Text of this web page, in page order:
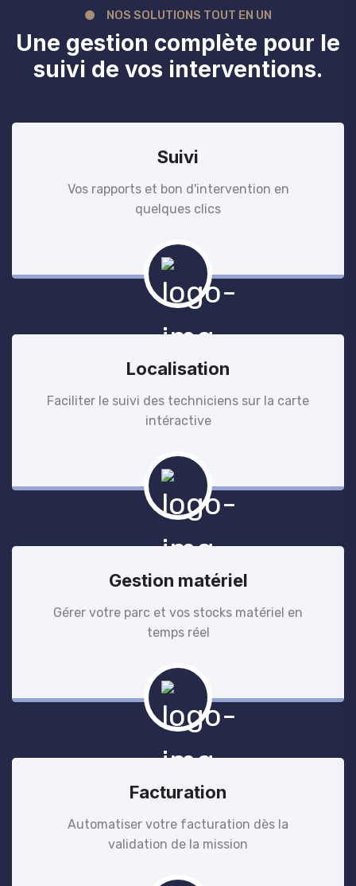
NOS SOLUTIONS TOUT EN UN
Une gestion complète pour le
suivi de vos interventions.
Suivi
Vos rapports et bon d'intervention en
quelques clics
Localisation
Faciliter le suivi des techniciens sur la carte
intéractive
Gestion matériel
Gérer votre parc et vos stocks matériel en
temps réel
Facturation
Automatiser votre facturation dès la
validation de la mission